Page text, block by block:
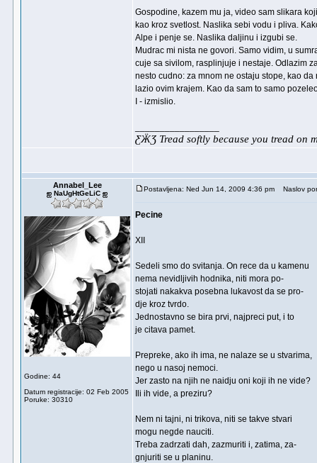
Gospodine, kazem mu ja, video sam slikara
kao kroz svetlost. Naslika sebi vodu i pliva.
Alpe i penje se. Naslika daljinu i izgubi se.
Mudrac mi nista ne govori. Samo vidim, u
cuje sa sivilom, rasplinjuje i nestaje. Odlazim
nesto cudno: za mnom ne ostaju stope, kao
lazio ovim krajem. Kao da sam to samo
I - izmislio.
ƸӜƷ Tread softly because you tread on
Annabel_Lee
ஐ NaUgHtGeLiC ஐ
Godine: 44
Datum registracije: 02 Feb 2005
Poruke: 30310
Postavljena: Ned Jun 14, 2009 4:36 pm Naslov
Pecine
XII
Sedeli smo do svitanja. On rece da u kamenu
nema nevidljivih hodnika, niti mora po-
stojati nakakva posebna lukavost da se pro-
dje kroz tvrdo.
Jednostavno se bira prvi, najpreci put, i to
je citava pamet.
Prepreke, ako ih ima, ne nalaze se u stvarima,
nego u nasoj nemoci.
Jer zasto na njih ne naidju oni koji ih ne vide?
Ili ih vide, a preziru?
Nem ni tajni, ni trikova, niti se takve stvari
mogu negde nauciti.
Treba zadrzati dah, zazmuriti i, zatima, za-
gnjuriti se u planinu.